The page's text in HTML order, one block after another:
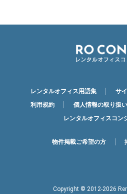
レンタルオフィス用語集 サ
利用規約
個人情報の取り扱
レンタルオフィスコン
物件掲載ご希望の方
Copyright © 2012-2026